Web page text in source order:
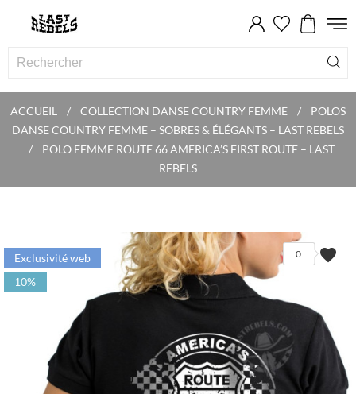
ACCUEIL COLLECTION DANSE COUNTRY FEMME
POLOS
DANSE COUNTRY FEMME – SOBRES & ÉLÉGANTS – LAST REBELS
POLO FEMME ROUTE 66 AMERICA’S FIRST ROUTE – LAST
REBELS
favorite
0
Exclusivité web
10%